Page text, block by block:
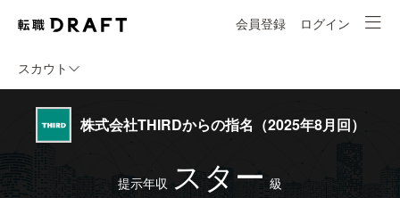
会員登録 ログイン
スカウト
株式会社THIRDからの指名（2025年8月回）
提示年収 スター 級